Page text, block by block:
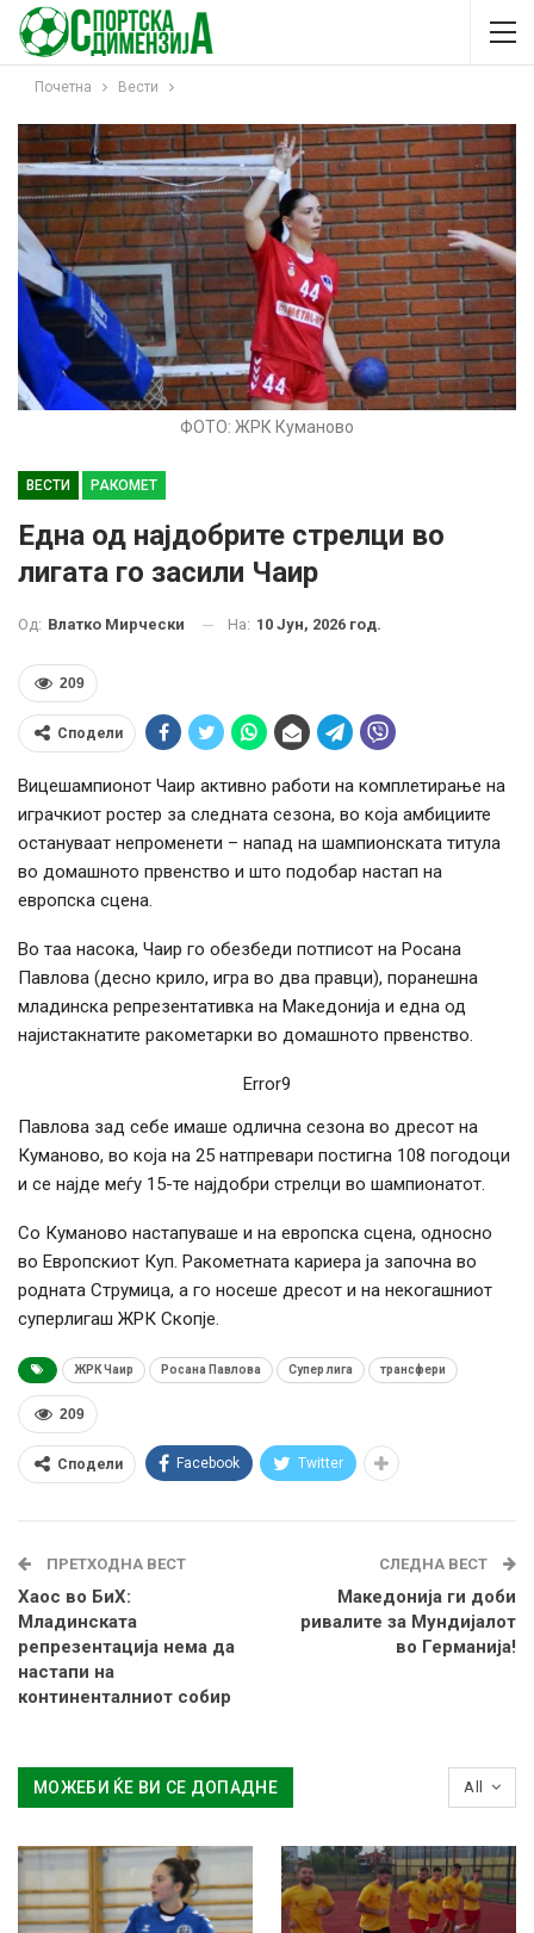
Почетна Вести
ФОТО: ЖРК Куманово
ВЕСТИ РАКОМЕТ
Една од најдобрите стрелци во
лигата го засили Чаир
Од: Влатко Мирчески На: 10 Јун, 2026 год.
209
Сподели
Вицешампионот Чаир активно работи на комплетирање на
играчкиот ростер за следната сезона, во која амбициите
остануваат непроменети – напад на шампионската титула
во домашното првенство и што подобар настап на
европска сцена.
Во таа насока, Чаир го обезбеди потписот на Росана
Павлова (десно крило, игра во два правци), поранешна
младинска репрезентативка на Македонија и една од
најистакнатите ракометарки во домашното првенство.
Error9
Павлова зад себе имаше одлична сезона во дресот на
Куманово, во која на 25 натпревари постигна 108 погодоци
и се најде меѓу 15-те најдобри стрелци во шампионатот.
Со Куманово настапуваше и на европска сцена, односно
во Европскиот Куп. Ракометната кариера ја започна во
родната Струмица, а го носеше дресот и на некогашниот
суперлигаш ЖРК Скопје.
ЖРК Чаир Росана Павлова Супер лига трансфери
209
Сподели Facebook Twitter
ПРЕТХОДНА ВЕСТ
Хаос во БиХ:
Младинската
репрезентација нема да
настапи на
континенталниот собир
СЛЕДНА ВЕСТ
Македонија ги доби
ривалите за Мундијалот
во Германија!
All
МОЖЕБИ ЌЕ ВИ СЕ ДОПАДНЕ